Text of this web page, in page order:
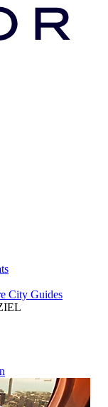
City Guides